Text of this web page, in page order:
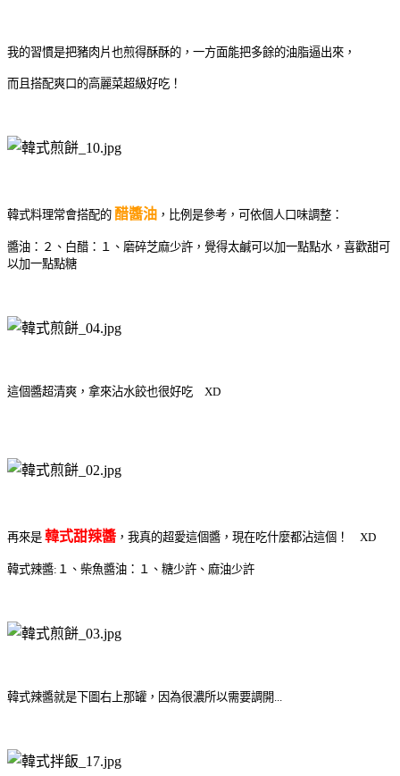
我的習慣是把豬肉片也煎得酥酥的，一方面能把多餘的油脂逼出來，
而且搭配爽口的高麗菜超級好吃！
韓式料理常會搭配的 醋醬油 ，比例是參考，可依個人口味調整：
醬油：２、白醋：１、磨碎芝麻少許，覺得太鹹可以加一點點水，喜歡甜可
以加一點點糖
這個醬超清爽，拿來沾水餃也很好吃 XD
再來是 韓式甜辣醬 ，我真的超愛這個醬，現在吃什麼都沾這個！ XD
韓式辣醬:１、柴魚醬油：１、糖少許、麻油少許
韓式辣醬就是下圖右上那罐，因為很濃所以需要調開...